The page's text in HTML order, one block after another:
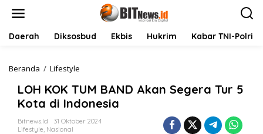
Daerah Diksosbud Ekbis Hukrim Kabar TNI-Polri
Beranda / Lifestyle
H
K
O
K
LOH KOK TUM BAND Akan Segera Tur 5
Kota di Indonesia
Bitnews.id
31 Oktober 2024
Lifestyle, Nasional